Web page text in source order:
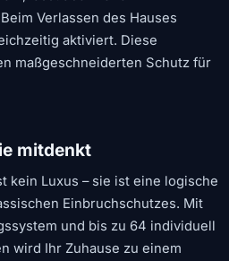
Verlassen des Hauses
aktiviert. Diese
maßgeschneiderten Schutz für
mitdenkt
kein Luxus – sie ist eine logische
Einbruchschutzes. Mit
und bis zu 64 individuell
wird Ihr Zuhause zu einem